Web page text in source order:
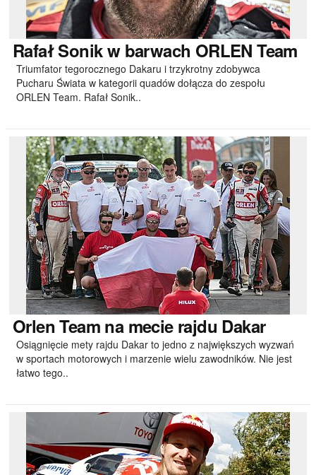
RafałSonik w barwach ORLEN Team
Triumfator tegorocznego Dakaru i trzykrotny zdobywca
Pucharu Świata w kategorii quadów dołącza do zespołu
ORLEN Team. Rafał Sonik..
Orlen Team na mecie rajdu Dakar
Osiągnięcie mety rajdu Dakar to jedno z największych wyzwań
w sportach motorowych i marzenie wielu zawodników. Nie jest
łatwo tego..